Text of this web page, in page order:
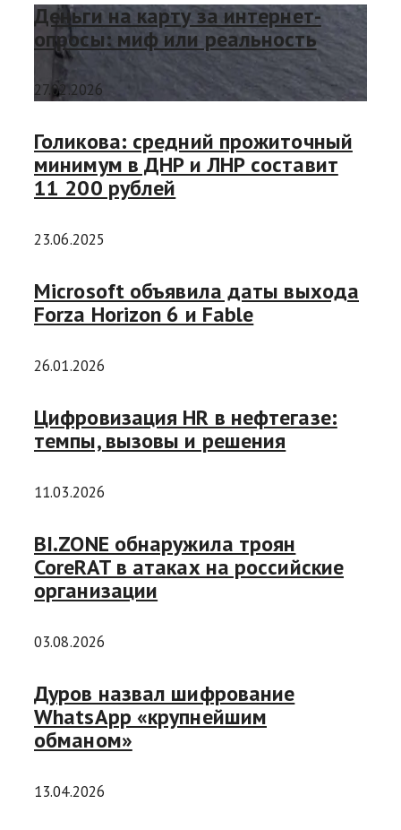
Деньги на карту за интернет-
опросы: миф или реальность
27.02.2026
Голикова: средний прожиточный
минимум в ДНР и ЛНР составит
11 200 рублей
23.06.2025
Microsoft объявила даты выхода
Forza Horizon 6 и Fable
26.01.2026
Цифровизация HR в нефтегазе:
темпы, вызовы и решения
11.03.2026
BI.ZONE обнаружила троян
CoreRAT в атаках на российские
организации
03.08.2026
Дуров назвал шифрование
WhatsApp «крупнейшим
обманом»
13.04.2026